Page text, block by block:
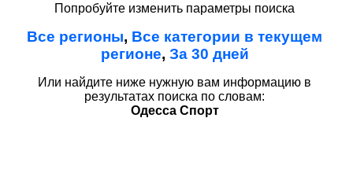
Попробуйте изменить параметры поиска
Все регионы, Все категории в текущем
регионе, За 30 дней
Или найдите ниже нужную вам информацию в
результатах поиска по словам:
Одесса Спорт